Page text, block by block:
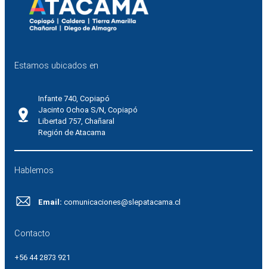
Estamos ubicados en
Infante 740, Copiapó
Jacinto Ochoa S/N, Copiapó
Libertad 757, Chañaral
Región de Atacama
Hablemos
Email: comunicaciones@slepatacama.cl
Contacto
+56 44 2873 921